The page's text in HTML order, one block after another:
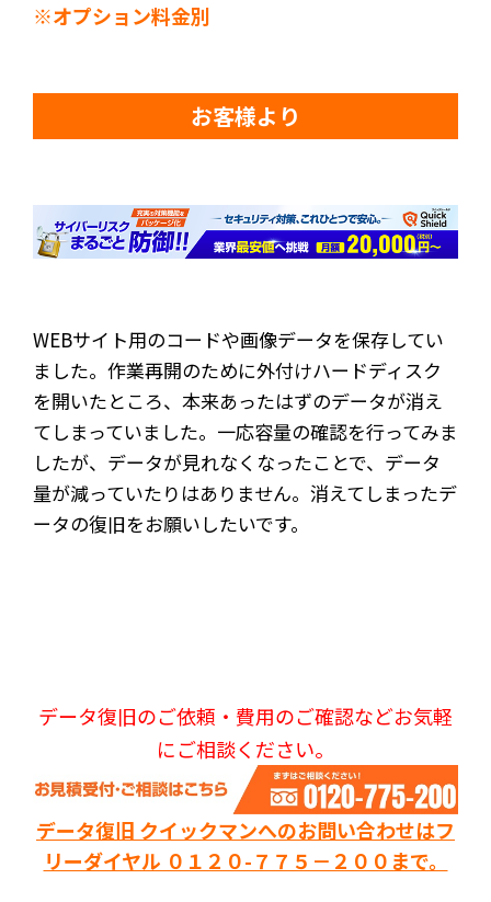
※オプション料金別
お客様より
WEBサイト用のコードや画像データを保存してい
ました。作業再開のために外付けハードディスク
を開いたところ、本来あったはずのデータが消え
てしまっていました。一応容量の確認を行ってみま
したが、データが見れなくなったことで、データ
量が減っていたりはありません。消えてしまったデ
ータの復旧をお願いしたいです。
データ復旧のご依頼・費用のご確認などお気軽
にご相談ください。
データ復旧 クイックマンへのお問い合わせはフ
リーダイヤル ０１２０-７７５－２００まで。